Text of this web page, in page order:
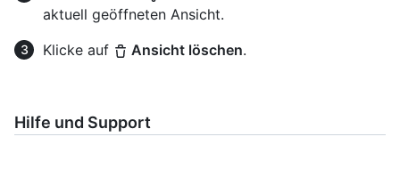
aktuell geöffneten Ansicht.
Klicke auf
Ansicht löschen.
Hilfe und Support